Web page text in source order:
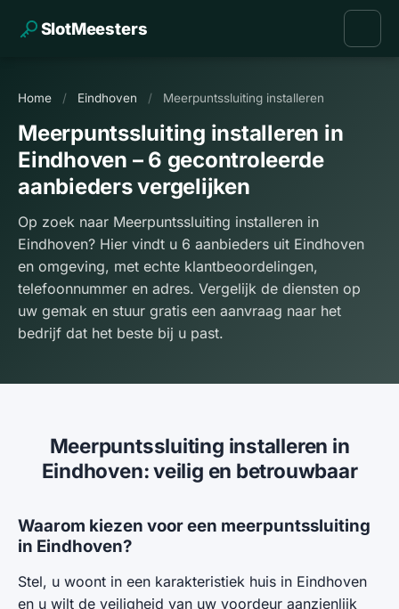
SlotMeesters
Home / Eindhoven / Meerpuntssluiting installeren
Meerpuntssluiting installeren in
Eindhoven – 6 gecontroleerde
aanbieders vergelijken
Op zoek naar Meerpuntssluiting installeren in
Eindhoven? Hier vindt u 6 aanbieders uit Eindhoven
en omgeving, met echte klantbeoordelingen,
telefoonnummer en adres. Vergelijk de diensten op
uw gemak en stuur gratis een aanvraag naar het
bedrijf dat het beste bij u past.
Meerpuntssluiting installeren in
Eindhoven: veilig en betrouwbaar
Waarom kiezen voor een meerpuntssluiting
in Eindhoven?
Stel, u woont in een karakteristiek huis in Eindhoven
en u wilt de veiligheid van uw voordeur aanzienlijk